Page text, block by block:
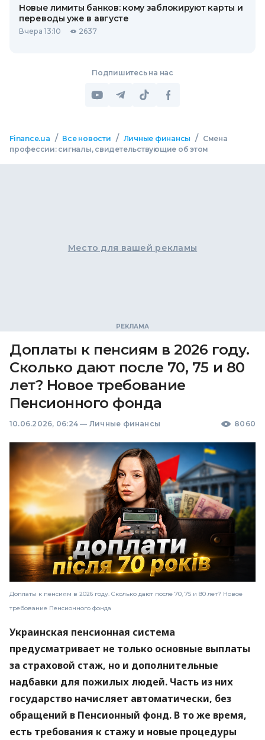
Новые лимиты банков: кому заблокируют карты и
переводы уже в августе
Вчера 13:10 2637
Подпишитесь на нас
Finance.ua / Все новости / Личные финансы /
Смена
профессии: сигналы, свидетельствующие об этом
Место для вашей рекламы
Доплаты к пенсиям в 2026 году.
Сколько дают после 70, 75 и 80
лет? Новое требование
Пенсионного фонда
10.06.2026, 06:24 — Личные финансы 8060
Доплаты к пенсиям в 2026 году. Сколько дают после 70, 75 и 80 лет? Новое
требование Пенсионного фонда
Украинская пенсионная система
предусматривает не только основные выплаты
за страховой стаж, но и дополнительные
надбавки для пожилых людей. Часть из них
государство начисляет автоматически, без
обращений в Пенсионный фонд. В то же время,
есть требования к стажу и новые процедуры